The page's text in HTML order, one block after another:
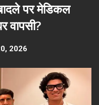
पर मेडिकल
वापसी?
2026